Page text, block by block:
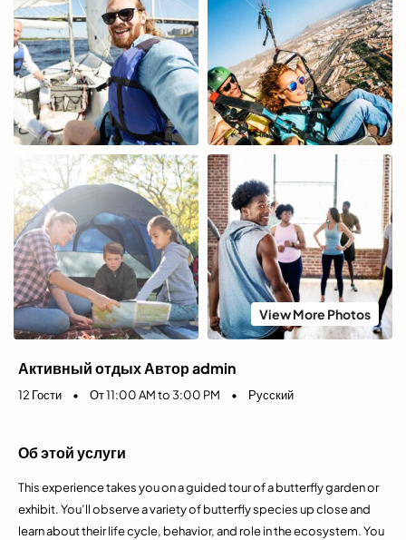
View More Photos
Активный отдых Автор admin
12 Гости • От 11:00 AM to 3:00 PM • Русский
Об этой услуги
This experience takes you on a guided tour of a butterfly garden or
exhibit. You’ll observe a variety of butterfly species up close and
learn about their life cycle, behavior, and role in the ecosystem. You